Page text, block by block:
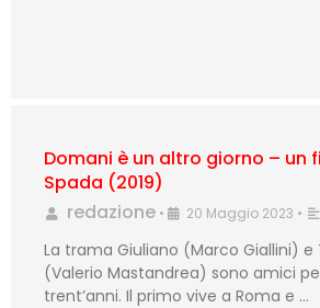
Domani è un altro giorno – un
Spada (2019)
redazione • 20 Maggio 2023 •
La trama Giuliano (Marco Giallini)
(Valerio Mastandrea) sono amici
trent’anni. Il primo vive a Roma e …